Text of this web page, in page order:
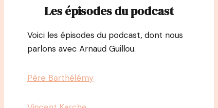
Les épisodes du podcast
Voici les épisodes du podcast, dont nous
parlons avec Arnaud Guillou.
Père Barthélémy